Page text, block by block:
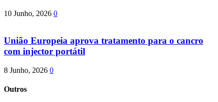
10 Junho, 2026 0
União Europeia aprova tratamento para o cancro
com injector portátil
8 Junho, 2026 0
Outros